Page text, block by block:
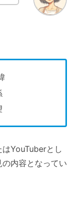
YouTuberとし
内容となってい